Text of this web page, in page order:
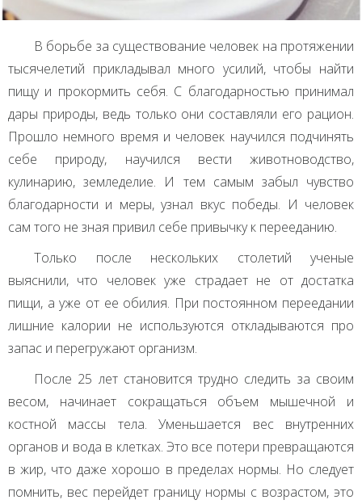
В борьбе за существование человек на протяжении
тысячелетий прикладывал много усилий, чтобы найти
пищу и прокормить себя. С благодарностью принимал
дары природы, ведь только они составляли его рацион.
Прошло немного время и человек научился подчинять
себе природу, научился вести животноводство,
кулинарию, земледелие. И тем самым забыл чувство
благодарности и меры, узнал вкус победы. И человек
сам того не зная привил себе привычку к перееданию.
Только после нескольких столетий ученые
выяснили, что человек уже страдает не от достатка
пищи, а уже от ее обилия. При постоянном переедании
лишние калории не используются откладываются про
запас и перегружают организм.
После 25 лет становится трудно следить за своим
весом, начинает сокращаться объем мышечной и
костной массы тела. Уменьшается вес внутренних
органов и вода в клетках. Это все потери превращаются
в жир, что даже хорошо в пределах нормы. Но следует
помнить, вес перейдет границу нормы с возрастом, это